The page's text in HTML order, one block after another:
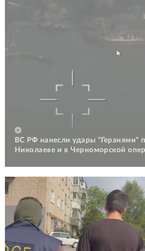
ВС РФ нанесли удары "Геранями"
Николаеве и в Черноморской